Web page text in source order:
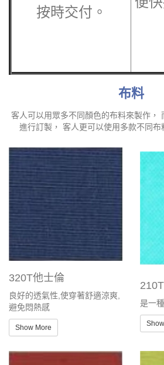
按時交付。
布料
客人可以用眾多不同顏色的布料來製作，
進行訂製， 客人更可以使用多款不同布
320T他士倫
良好的透氣性,使穿著舒適涼爽,
避免悶熱感
Show More
是一